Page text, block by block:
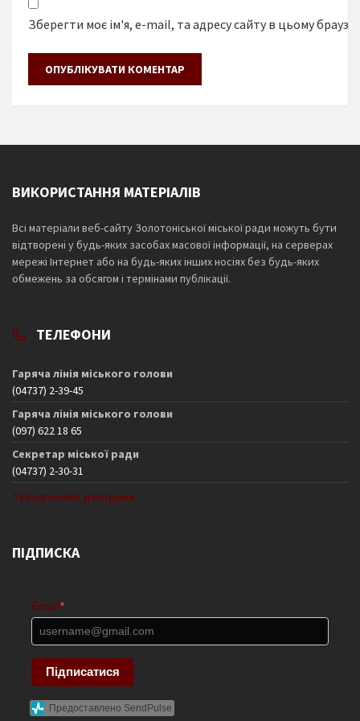
Зберегти моє ім'я, e-mail, та адресу сайту в цьому
ВИКОРИСТАННЯ МАТЕРІАЛІВ
Всі матеріали веб-сайту Золотоніської міської ради можуть бути
відтворені у будь-яких засобах масової інформації, на серверах
мережі Інтернет або на будь-яких інших носіях без будь-яких
обмежень за обсягом і термінами публікації.
ТЕЛЕФОНИ
Гаряча лінія міського голови
(04737) 2-39-45
Гаряча лінія міського голови
(097) 622 18 65
Секретар міської ради
(04737) 2-30-31
Телефонний довідник
ПІДПИСКА
Email *
Підписатися
Предоставлено SendPulse